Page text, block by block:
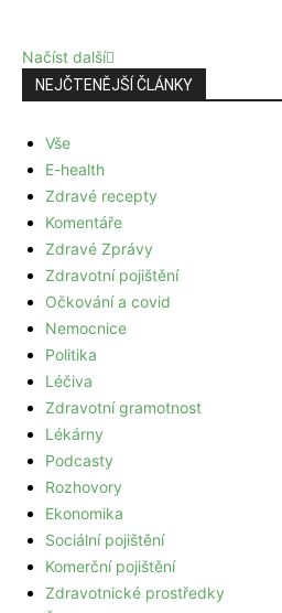
Načíst další
NEJČTENĚJŠÍ ČLÁNKY
Vše
E-health
Zdravé recepty
Komentáře
Zdravé Zprávy
Zdravotní pojištění
Očkování a covid
Nemocnice
Politika
Léčiva
Zdravotní gramotnost
Lékárny
Podcasty
Rozhovory
Ekonomika
Sociální pojištění
Komerční pojištění
Zdravotnické prostředky